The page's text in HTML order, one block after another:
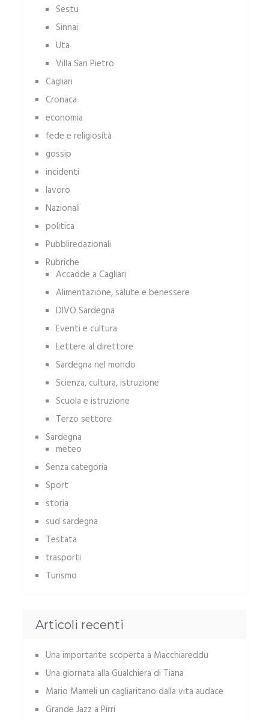
Sestu
Sinnai
Uta
Villa San Pietro
Cagliari
Cronaca
economia
fede e religiosità
gossip
incidenti
lavoro
Nazionali
politica
Pubbliredazionali
Rubriche
Accadde a Cagliari
Alimentazione, salute e benessere
DIVO Sardegna
Eventi e cultura
Lettere al direttore
Sardegna nel mondo
Scienza, cultura, istruzione
Scuola e istruzione
Terzo settore
Sardegna
meteo
Senza categoria
Sport
storia
sud sardegna
Testata
trasporti
Turismo
Articoli recenti
Una importante scoperta a Macchiareddu
Una giornata alla Gualchiera di Tiana
Mario Mameli un cagliaritano dalla vita audace
Grande Jazz a Pirri